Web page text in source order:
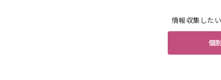
情報収集した
個